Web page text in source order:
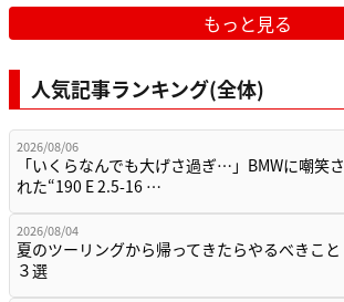
もっと見る
人気記事ランキング(全体)
2026/08/06
「いくらなんでも大げさ過ぎ…」BMWに嘲笑さ
れた“190 E 2.5-16 …
2026/08/04
夏のツーリングから帰ってきたらやるべきこと
３選